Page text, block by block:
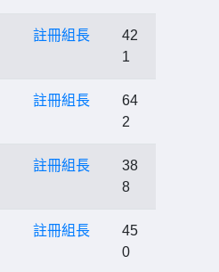
註冊組長
42
1
註冊組長
64
2
註冊組長
38
8
註冊組長
45
0